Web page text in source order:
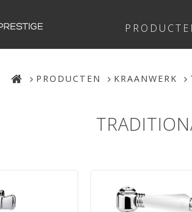
PRODUCTEN KRAANWERK